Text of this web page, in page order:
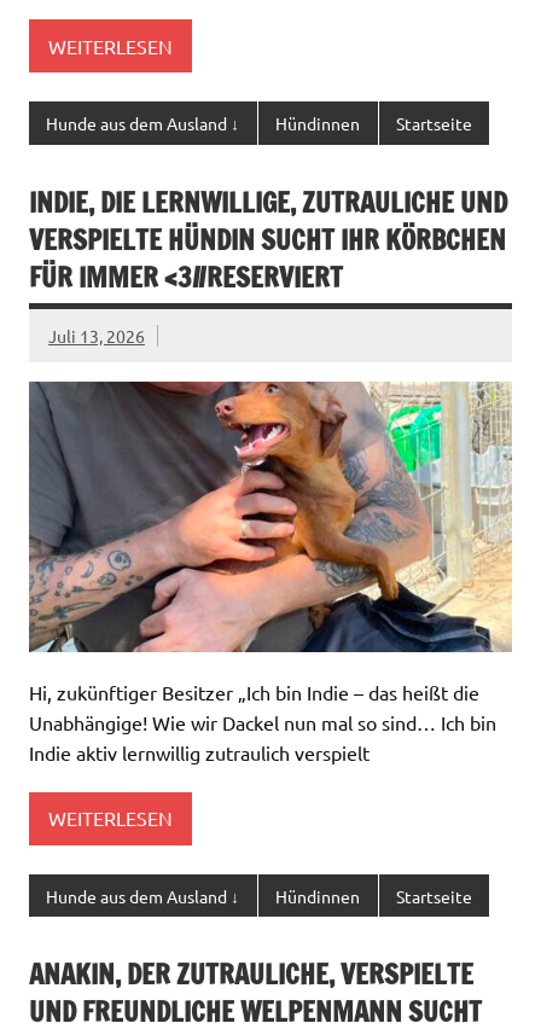
WEITERLESEN
Hunde aus dem Ausland ↓ Hündinnen Startseite
INDIE, DIE LERNWILLIGE, ZUTRAULICHE UND
VERSPIELTE HÜNDIN SUCHT IHR KÖRBCHEN
FÜR IMMER <3//RESERVIERT
Juli 13, 2026
Hi, zukünftiger Besitzer „Ich bin Indie – das heißt die
Unabhängige! Wie wir Dackel nun mal so sind… Ich bin
Indie aktiv lernwillig zutraulich verspielt
WEITERLESEN
Hunde aus dem Ausland ↓ Hündinnen Startseite
ANAKIN, DER ZUTRAULICHE, VERSPIELTE
UND FREUNDLICHE WELPENMANN SUCHT